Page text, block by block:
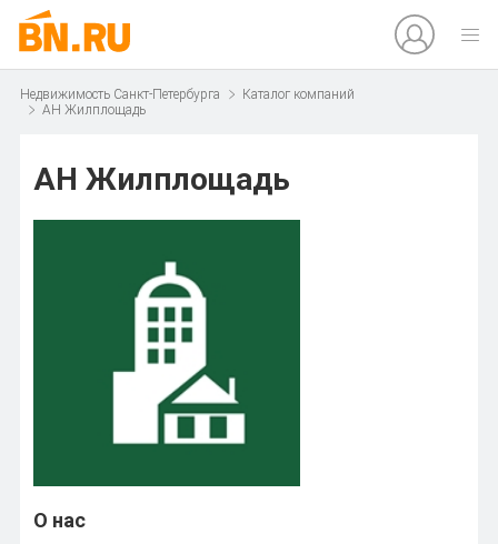
Недвижимость Санкт-Петербурга
Каталог компаний
АН Жилплощадь
АН Жилплощадь
О нас